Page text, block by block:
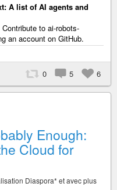
A list of AI agents and
to ai-robots-
an account on GitHub.
0 5 6
Enough:
Cloud for
Diaspora* et avec plus